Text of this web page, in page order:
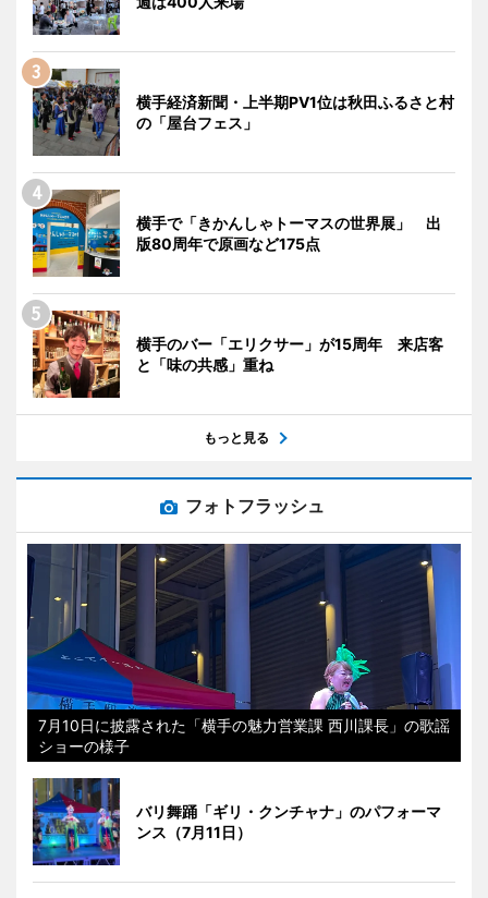
横手経済新聞・上半期PV1位は秋田ふるさと村
の「屋台フェス」
横手で「きかんしゃトーマスの世界展」 出
版80周年で原画など175点
横手のバー「エリクサー」が15周年 来店客
と「味の共感」重ね
もっと見る
フォトフラッシュ
7月10日に披露された「横手の魅力営業課 西川課長」の歌謡
ショーの様子
バリ舞踊「ギリ・クンチャナ」のパフォーマ
ンス（7月11日）